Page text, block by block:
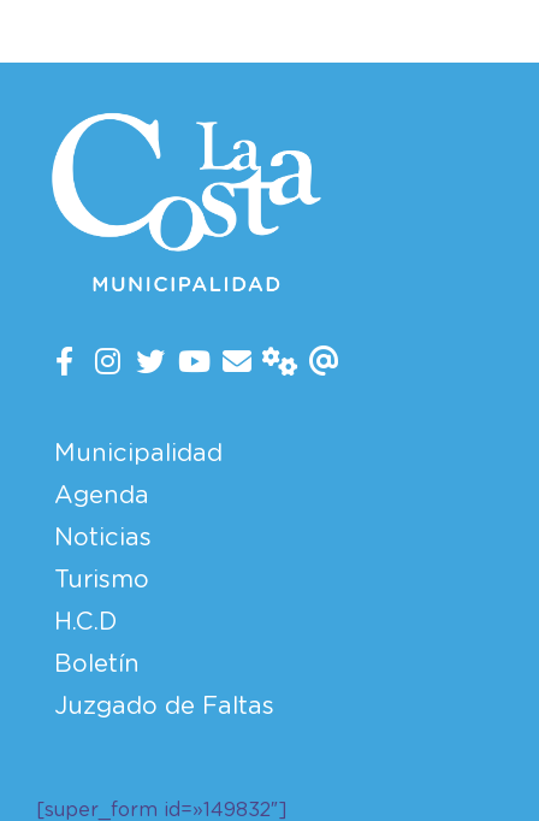
Municipalidad
Agenda
Noticias
Turismo
H.C.D
Boletín
Juzgado de Faltas
[super_form id=»149832″]